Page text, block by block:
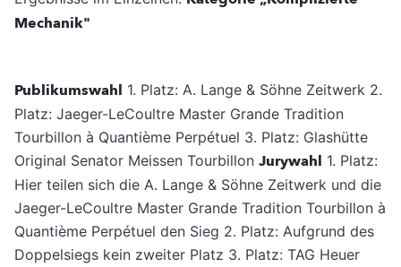
Mechanik"
Publikumswahl 1. Platz: A. Lange & Söhne Zeitwerk 2.
Platz: Jaeger-LeCoultre Master Grande Tradition
Tourbillon à Quantième Perpétuel 3. Platz: Glashütte
Original Senator Meissen Tourbillon Jurywahl 1. Platz:
Hier teilen sich die A. Lange & Söhne Zeitwerk und die
Jaeger-LeCoultre Master Grande Tradition Tourbillon à
Quantième Perpétuel den Sieg 2. Platz: Aufgrund des
Doppelsiegs kein zweiter Platz 3. Platz: TAG Heuer